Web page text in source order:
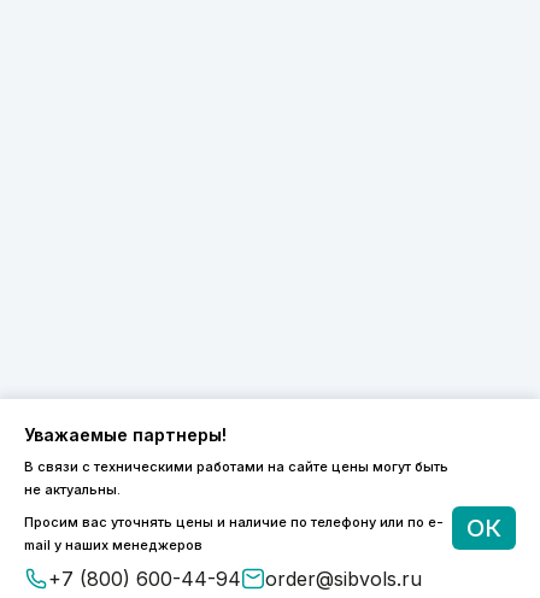
Уважаемые партнеры!
В связи с техническими работами на сайте цены могут быть
не актуальны.
Просим вас уточнять цены и наличие по телефону или по e-
mail у наших менеджеров
+7 (800) 600-44-94 order@sibvols.ru
ОК
8 (800) 600-44-94
ПН-ПТ 9:00 - 18:00
order@sibvols.ru